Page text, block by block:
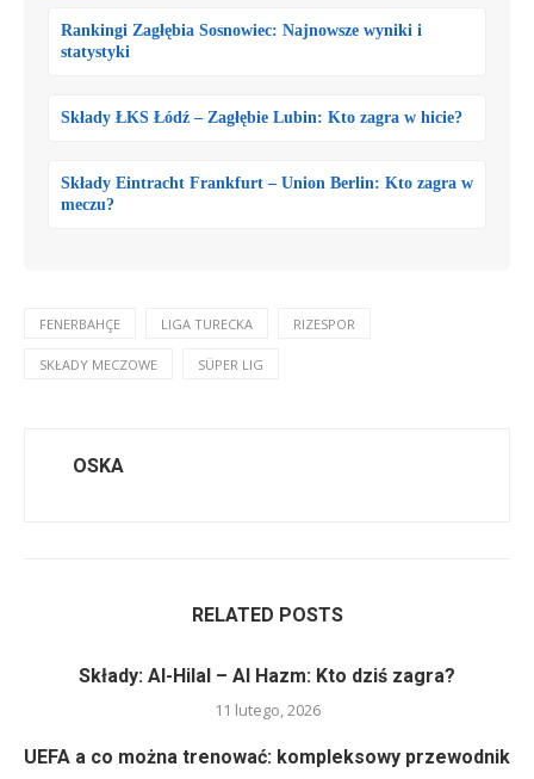
Rankingi Zagłębia Sosnowiec: Najnowsze wyniki i
statystyki
Składy ŁKS Łódź – Zagłębie Lubin: Kto zagra w hicie?
Składy Eintracht Frankfurt – Union Berlin: Kto zagra w
meczu?
FENERBAHÇE LIGA TURECKA RIZESPOR
SKŁADY MECZOWE SÜPER LIG
OSKA
RELATED POSTS
Składy: Al-Hilal – Al Hazm: Kto dziś zagra?
11 lutego, 2026
UEFA a co można trenować: kompleksowy przewodnik